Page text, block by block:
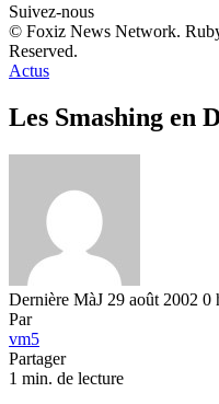
Suivez-nous
© Foxiz News Network.
Reserved.
Actus
Les Smashing en
Dernière MàJ 29 août 2002 0
Par
vm5
Partager
1 min. de lecture